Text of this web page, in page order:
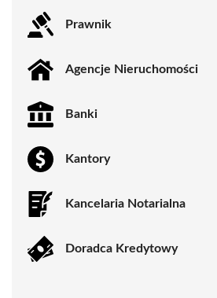
Prawnik
Agencje Nieruchomości
Banki
Kantory
Kancelaria Notarialna
Doradca Kredytowy